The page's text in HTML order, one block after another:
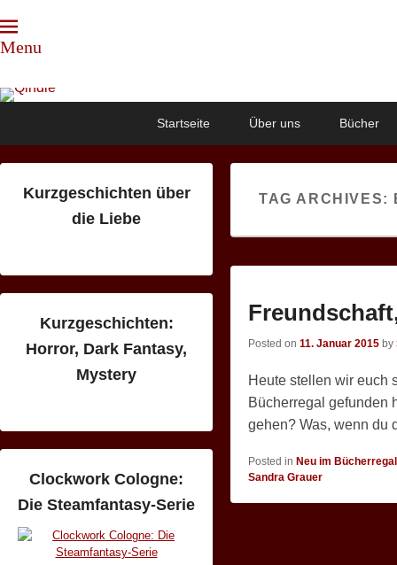
Menu
Qindie
Das Autorenkorrektiv
Startseite Über uns Bücher
TAG ARCHIVES:
Posted on 11. Januar 2015 by
Heute stellen wir euch
Bücherregal gefunden
gehen? Was, wenn du
Posted in Neu im Bücherregal
Sandra Grauer
Kurzgeschichten über
die Liebe
Kurzgeschichten:
Horror, Dark Fantasy,
Mystery
Clockwork Cologne:
Die Steamfantasy-Serie